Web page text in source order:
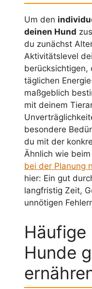
Um den
deinen Hund
du zunächst
Aktivitätslevel
berücksichtigen,
täglichen
maßgeblich
mit deinem
besondere
du mit der
Ähnlich wie beim
bei der Planung
hier: Ein gut
langfristig Zeit,
unnötigen
Häufige
Hunde